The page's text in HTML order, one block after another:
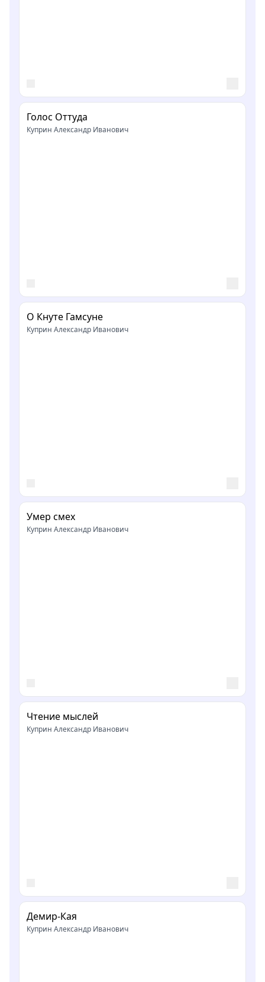
Голос Оттуда
Куприн Александр Иванович
О Кнуте Гамсуне
Куприн Александр Иванович
Умер смех
Куприн Александр Иванович
Чтение мыслей
Куприн Александр Иванович
Демир-Кая
Куприн Александр Иванович